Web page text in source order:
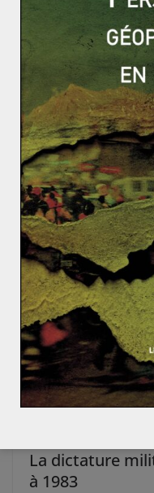
Charles de Gaulle –
Elections en
L’évolution de
entre les États-
1 mai 2020 0
La dictature
à 1983